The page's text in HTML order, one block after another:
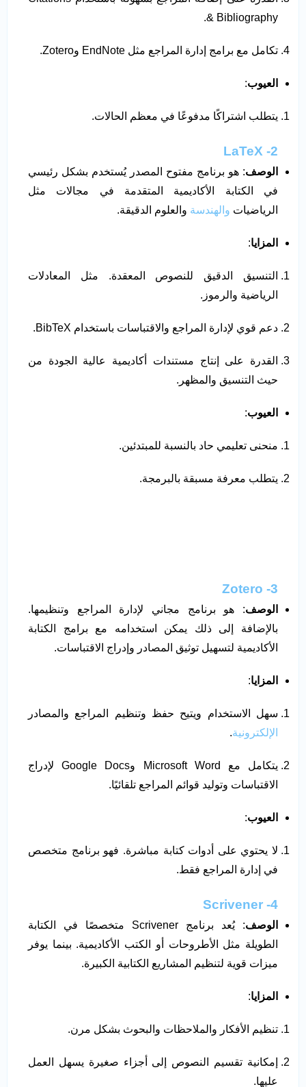
& Bibliography.
تكامل مع برامج إدارة المراجع مثل EndNote وZotero.
العيوب:
يتطلب اشتراكًا مدفوعًا في معظم الحالات.
2- LaTeX
الوصف: هو برنامج مفتوح المصدر يُستخدم بشكل رئيسي
في الكتابة الأكاديمية المتقدمة في مجالات مثل
الرياضيات والهندسة والعلوم الدقيقة.
المزايا:
التنسيق الدقيق للنصوص المعقدة. مثل المعادلات
الرياضية والرموز.
دعم قوي لإدارة المراجع والاقتباسات باستخدام BibTeX.
القدرة على إنتاج مستندات أكاديمية عالية الجودة من
حيث التنسيق والمظهر.
العيوب:
منحنى تعليمي حاد بالنسبة للمبتدئين.
يتطلب معرفة مسبقة بالبرمجة.
3- Zotero
الوصف: هو برنامج مجاني لإدارة المراجع وتنظيمها.
بالإضافة إلى ذلك يمكن استخدامه مع برامج الكتابة
الأكاديمية لتسهيل توثيق المصادر وإدراج الاقتباسات.
المزايا:
سهل الاستخدام ويتيح حفظ وتنظيم المراجع والمصادر
الإلكترونية.
يتكامل مع Microsoft Word وGoogle Docs لإدراج
الاقتباسات وتوليد قوائم المراجع تلقائيًا.
العيوب:
لا يحتوي على أدوات كتابة مباشرة. فهو برنامج متخصص
في إدارة المراجع فقط.
4- Scrivener
الوصف
: يُعد برنامج Scrivener متخصصًا في الكتابة
الطويلة مثل الأطروحات أو الكتب الأكاديمية. بينما يوفر
ميزات قوية لتنظيم المشاريع الكتابية الكبيرة.
المزايا:
تنظيم الأفكار والملاحظات والبحوث بشكل مرن.
إمكانية تقسيم النصوص إلى أجزاء صغيرة يسهل العمل
عليها.